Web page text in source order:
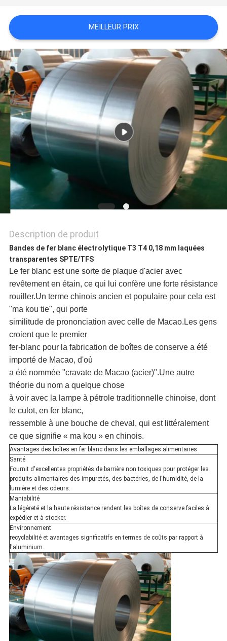
CAS
DEMANDEZ
UNE
CITATION
PLAN
DU
SITE
POLITIQUE
DE
CONFIDENTIALITÉ
MEILLEUR PRIX
Description de produit
Bandes de fer blanc électrolytique T3 T4 0,18 mm laquées
transparentes SPTE/TFS
Le fer blanc est une sorte de plaque d'acier avec
revêtement en étain, ce qui lui confère une forte résistance
rouiller.Un terme chinois ancien et populaire pour cela est
"ma kou tie", qui porte
similitude de prononciation avec celle de Macao.Les gens
croient que le premier
fer-blanc pour la fabrication de boîtes de conserve a été
importé de Macao, d'où
a été nommée "cravate de Macao (acier)".Une autre
théorie du nom a quelque chose
à voir avec la lampe à pétrole traditionnelle chinoise, dont
le culot, en fer blanc,
ressemble à une bouche de cheval, qui est littéralement
ce que signifie « ma kou » en chinois.
Avantages des boîtes en fer blanc dans les emballages alimentaires
Santé
Fournit d'excellentes propriétés de barrière non toxiques pour protéger les
produits alimentaires des impuretés, des bactéries, de l'humidité, de la
lumière et des odeurs.
Maniabilité
La légèreté et la haute résistance rendent les boîtes de conserve faciles à
expédier et à stocker.
Environnement
recyclabilité et avantages significatifs en termes de coûts par rapport à
l'aluminium.